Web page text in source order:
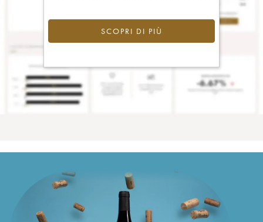
SCOPRI DI PIÙ